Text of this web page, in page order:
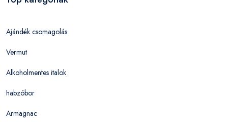
Ajándék csomagolás
Vermut
Alkoholmentes italok
habzóbor
Armagnac